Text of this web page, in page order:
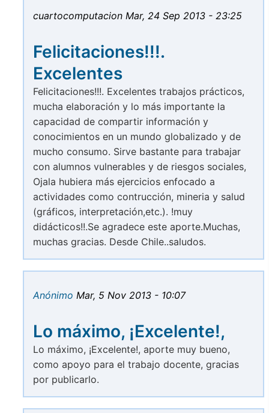
cuartocomputacion Mar, 24 Sep 2013 - 23:25
Felicitaciones!!!.
Excelentes
Felicitaciones!!!. Excelentes trabajos prácticos,
mucha elaboración y lo más importante la
capacidad de compartir información y
conocimientos en un mundo globalizado y de
mucho consumo. Sirve bastante para trabajar
con alumnos vulnerables y de riesgos sociales,
Ojala hubiera más ejercicios enfocado a
actividades como contrucción, mineria y salud
(gráficos, interpretación,etc.). !muy
didácticos!!.Se agradece este aporte.Muchas,
muchas gracias. Desde Chile..saludos.
Anónimo Mar, 5 Nov 2013 - 10:07
Lo máximo, ¡Excelente!,
Lo máximo, ¡Excelente!, aporte muy bueno,
como apoyo para el trabajo docente, gracias
por publicarlo.